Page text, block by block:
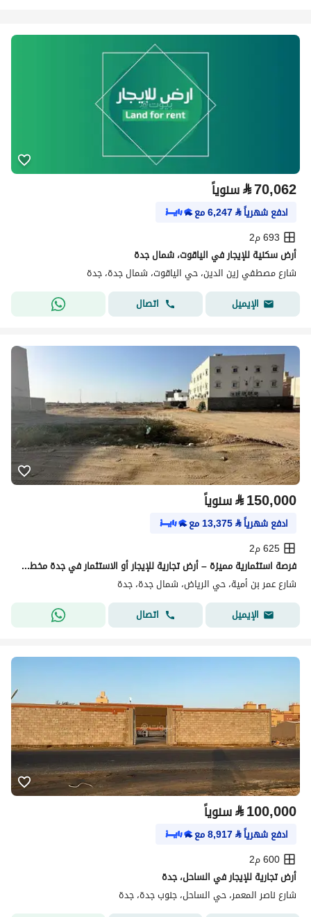
⃁70,062 سنوياً
ادفع شهرياً⃁
6,247مع
693 م2
أرض سكنية للإيجار في الياقوت، شمال جدة
شارع مصطفي زين الدين، حي الياقوت، شمال جدة، جدة
الإيميل
اتصال
⃁150,000 سنوياً
ادفع شهرياً⃁
13,375مع
625 م2
فرصة استثمارية مميزة – أرض تجارية للإيجار أو الاستثمار في جدة مخطط الرياض
شارع عمر بن أمية، حي الرياض، شمال جدة، جدة
الإيميل
اتصال
⃁100,000 سنوياً
ادفع شهرياً⃁
8,917مع
600 م2
أرض تجارية للإيجار في الساحل، جدة
شارع ناصر المعمر، حي الساحل، جنوب جدة، جدة